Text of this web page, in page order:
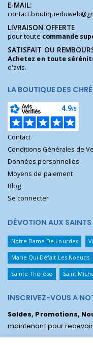
E-MAIL:
LIVRAISON OFFERTE
pour toute commande
SATISFAIT OU
Achetez en toute
d'avis.
LA BOUTIQUE DES
Contact
Conditions Générales de
Données personnelles
Moyens de paiement
Blog
Se connecter
DÉVOTION AUX SAINTS
Notre Dame De Lourdes
Marie Qui Défait Les Noeuds
Sainte Thérèse Saint
INSCRIVEZ-VOUS A
Soldes, Promotions,
maintenant pour